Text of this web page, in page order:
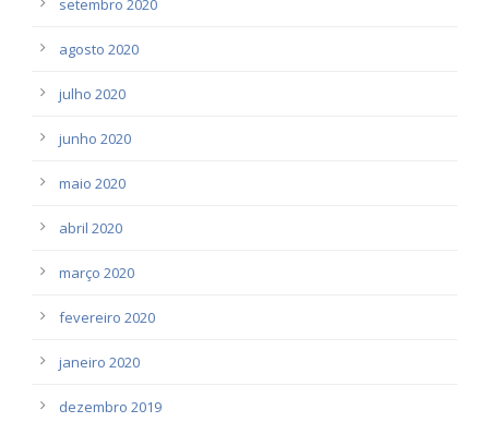
setembro 2020
agosto 2020
julho 2020
junho 2020
maio 2020
abril 2020
março 2020
fevereiro 2020
janeiro 2020
dezembro 2019